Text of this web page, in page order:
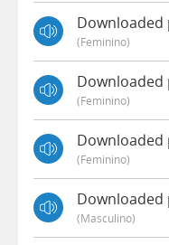
(feminino)
(feminino)
(feminino)
Downloaded
(masculino)